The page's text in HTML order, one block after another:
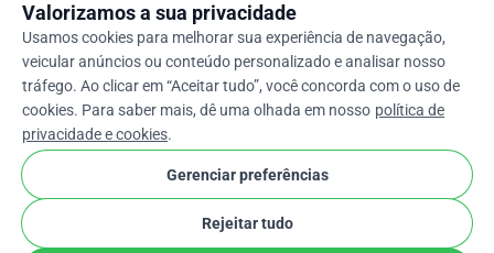
Ptarrow_drop_down
★★★★★4,9 / 5 com base em mais de 500 avaliações
WhyDonate Privacidade e cookies
Termos e condições
Configurações de Cookies
Valorizamos a sua privacidade
Usamos cookies para melhorar sua experiência de navegação,
veicular anúncios ou conteúdo personalizado e analisar nosso
tráfego. Ao clicar em “Aceitar tudo”, você concorda com o uso de
cookies. Para saber mais, dê uma olhada em nosso política de
privacidade e cookies.
Gerenciar preferências
Rejeitar tudo